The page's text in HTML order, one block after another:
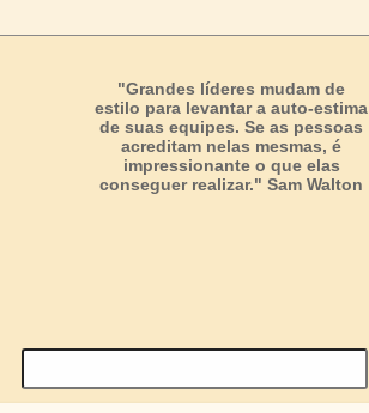
"Grandes líderes mudam de
estilo para levantar a auto-estima
de suas equipes. Se as pessoas
acreditam nelas mesmas, é
impressionante o que elas
conseguer realizar." Sam Walton